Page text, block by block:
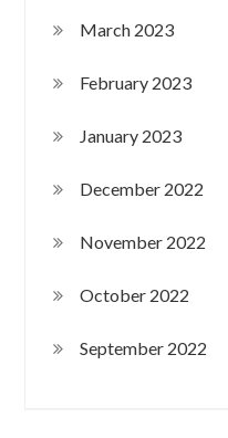
March 2023
February 2023
January 2023
December 2022
November 2022
October 2022
September 2022